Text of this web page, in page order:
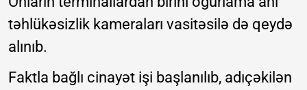
təhlükəsizlik kameraları vasitəsilə də qeydə
alınıb.
Faktla bağlı cinayət işi başlanılıb, adıçəkilən